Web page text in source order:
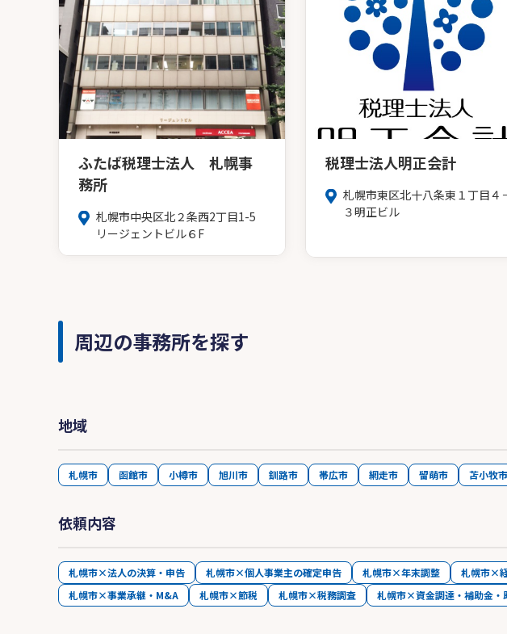
ふたば税理士法人 札幌事
務所
札幌市中央区北２条西2丁目1-5
リージェントビル６F
税理士法人明正会計
札幌市東区北十八条東１丁目４
３明正ビル
周辺の事務所を探す
地域
札幌市 函館市 小樽市 旭川市 釧路市 帯広市 網走市 留萌市 苫小牧市
依頼内容
札幌市×法人の決算・申告 札幌市×個人事業主の確定申告 札幌市×年末調整 札幌市×
札幌市×事業承継・M&A
札幌市×節税 札幌市×税務調査 札幌市×資金調達・補助金・